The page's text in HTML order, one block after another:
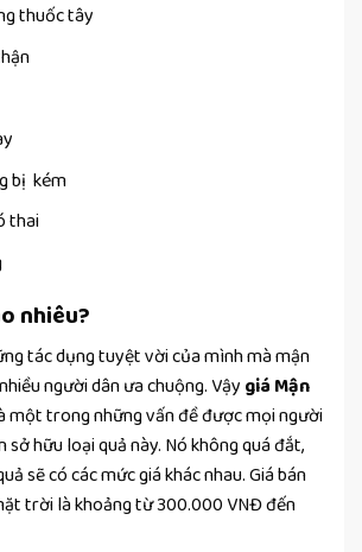
thuốc tây
bị kém
thai
nhiêu?
tác dụng tuyệt vời của mình mà mận
người dân ưa chuộng. Vậy giá Mận
một trong những vấn đề được mọi người
sở hữu loại quả này. Nó không quá đắt,
sẽ có các mức giá khác nhau. Giá bán
trời là khoảng từ 300.000 VNĐ đến